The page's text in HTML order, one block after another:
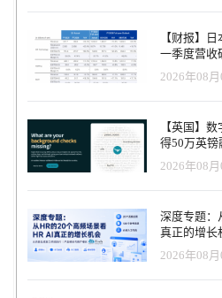
这些档案与欧洲技能、能力、资格和
这种比较有助于找出技能差距，并根
能力建议。 管理人员和领导团队可以利用这些数据了解需要改进的
技能，并跟踪整个组织的劳动力趋势
企业可以更好地将劳动力发展工作与战略目标
是重新定义企业的技能管理方式，
势，Everday让领导者能够更快、更
能够将公司目标与内部技能结合起来。 Everday在9个国家拥有
客户，包括The Last Mille和Leadsales
Siahay说："Everday帮助我们迅速确
技能。“得益于其人工智能驱动的洞
聘方面做出更明智的决策，更高效地预测行业变
【财报】
一季度营收
收入逆势增
至47.4%
2026年08月
【英国】
得50万英镑
2026年08月
深度专题：
真正的增长
2026年08月